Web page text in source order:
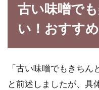
古い味噌で
い！おすす
「古い味噌でもきちん
と前述しましたが、具